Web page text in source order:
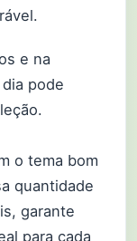
e na
pode
o tema bom
quantidade
garante
para cada